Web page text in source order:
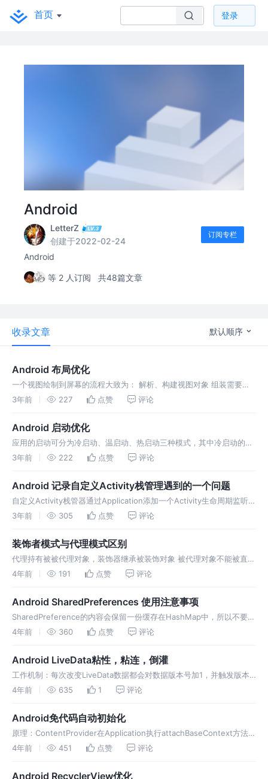
首页 登录
Android
LetterZ
创建于2022-02-24
订阅专栏
Android
等 2 人订阅 共48篇文章
收录文章 默认顺序
Android 布局优化
一个视图绘制到屏幕的流程大致为： 解析、构建视图对象 组装需要绘
制的视图树 完成视图树中所有视图的测量、定位、绘制 GPU将视图树
3年前 227 点赞 评论
Android 启动优化
应用的启动可分为冷启动、温启动、热启动三种模式，其中冷启动的耗
时最长，一般来说启动优化针对的就是冷启动模式； 冷启动大致的过
3年前 222 点赞 评论
Android 记录自定义Activity栈管理遇到的一个问题
自定义Activity栈管器通过Application添加一个Activity生命周期监听，
并在onActivityDestroyed时将记录移出管理栈，但是在频繁进入、退
3年前 305 点赞 评论
装饰者模式与代理模式区别
代理持有被被代理对象，装饰器继承被装饰对象 被代理对象不能被直接
操作，被装饰对象可以 Android中的Context就是常见的装饰者模式；
4年前 191 点赞 评论
Android SharedPreferences 使用注意事项
SharedPreference的内容会保留一份缓存在HashMap中，所以不要保
存大数据，否则会增加GC频率； apply方法在
4年前 360 点赞 评论
Android LiveData粘性，粘连，倒灌
工作机制：每次改变LiveData数据都会对数据版本号加1，并触发版本
号小于数据版本号的观察者监听，触发后观察者的版本号与数据版本号
为-
4年前 635 1 评论
Android免代码自动初始化
原理：ContentProvider在Application执行attachBaseContext方法
时，会自动触发onCreate，所以通过创建并注册自定义
4年前 451 点赞 评论
Android RecyclerView优化